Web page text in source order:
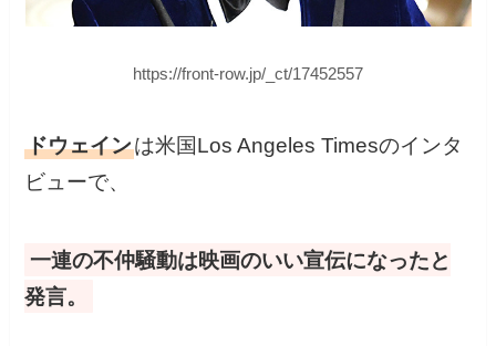
https://front-row.jp/_ct/17452557
ドウェインは米国Los Angeles Timesのインタ
ビューで、
一連の不仲騒動は映画のいい宣伝になったと
発言。